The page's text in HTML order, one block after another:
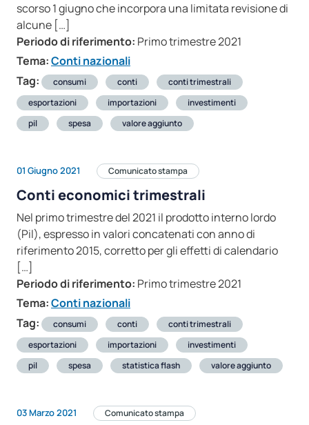
scorso 1 giugno che incorpora una limitata revisione di
alcune […]
Periodo di riferimento: Primo trimestre 2021
Tema:Conti nazionali
Tag:
consumi conti
conti trimestrali
esportazioni
importazioni
investimenti
pil
spesa valore aggiunto
01 Giugno 2021 Comunicato stampa
Conti economici trimestrali
Nel primo trimestre del 2021 il prodotto interno lordo
(Pil), espresso in valori concatenati con anno di
riferimento 2015, corretto per gli effetti di calendario
[…]
Periodo di riferimento: Primo trimestre 2021
Tema:Conti nazionali
Tag:
consumi conti
conti trimestrali
esportazioni
importazioni
investimenti
pil
spesa statistica flash valore aggiunto
03 Marzo 2021 Comunicato stampa